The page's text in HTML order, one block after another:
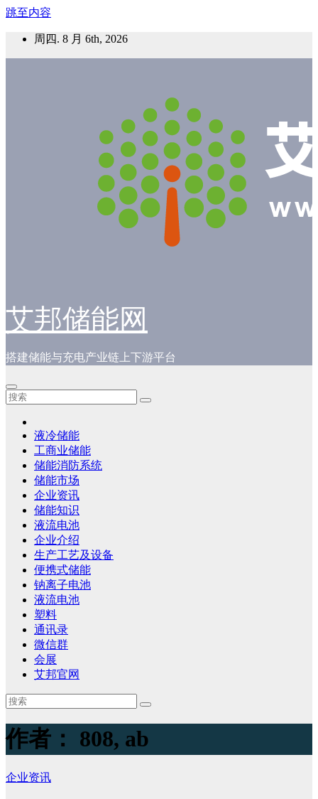
跳至内容
周四. 8 月 6th, 2026
艾邦储能网
搭建储能与充电产业链上下游平台
液冷储能
工商业储能
储能消防系统
储能市场
企业资讯
储能知识
液流电池
企业介绍
生产工艺及设备
便携式储能
钠离子电池
液流电池
塑料
通讯录
微信群
会展
艾邦官网
作者： 808, ab
企业资讯